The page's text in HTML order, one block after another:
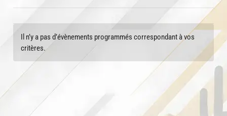
Il n’y a pas d’évènements programmés correspondant à vos
critères.